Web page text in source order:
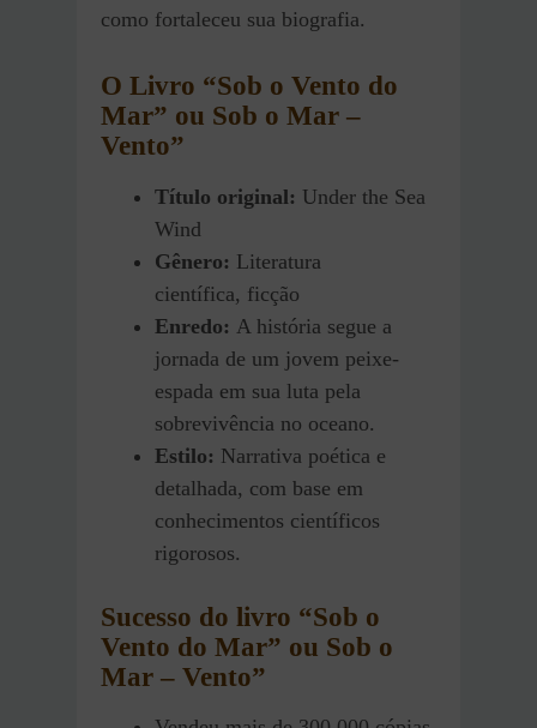
como fortaleceu sua biografia.
O Livro “Sob o Vento do
Mar” ou Sob o Mar –
Vento”
Título original: Under the Sea
Wind
Gênero: Literatura
científica, ficção
Enredo: A história segue a
jornada de um jovem peixe-
espada em sua luta pela
sobrevivência no oceano.
Estilo: Narrativa poética e
detalhada, com base em
conhecimentos científicos
rigorosos.
Sucesso do livro “Sob o
Vento do Mar” ou Sob o
Mar – Vento”